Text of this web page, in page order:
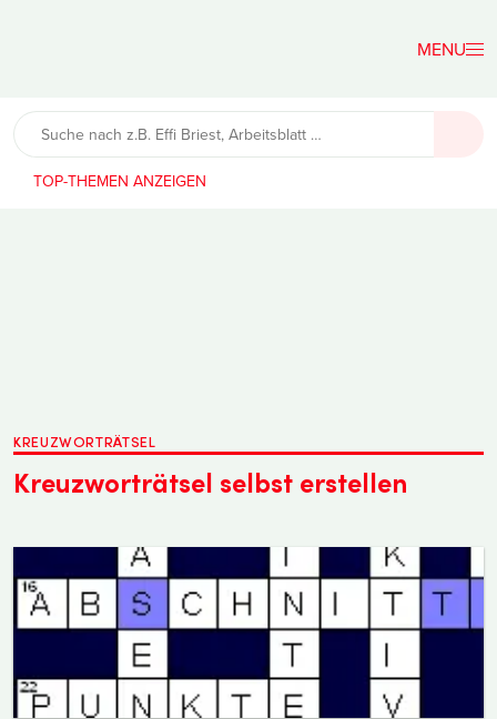
Lehrerfreund
TOP-THEMEN
KREUZWORTRÄTSEL
Kreuzworträtsel selbst erstellen